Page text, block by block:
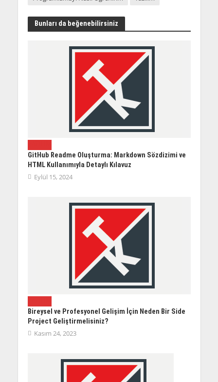
Bunları da beğenebilirsiniz
GitHub Readme Oluşturma: Markdown Sözdizimi ve
HTML Kullanımıyla Detaylı Kılavuz
Eylül 15, 2024
Bireysel ve Profesyonel Gelişim İçin Neden Bir Side
Project Geliştirmelisiniz?
Kasım 24, 2023